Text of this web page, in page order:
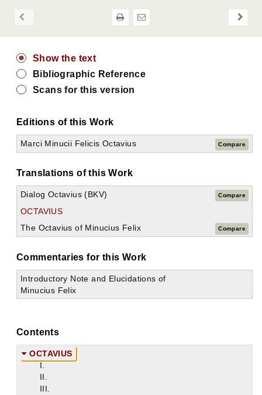
Show the text
Bibliographic Reference
Scans for this version
Editions of this Work
Marci Minucii Felicis Octavius Compare
Translations of this Work
Dialog Octavius (BKV) Compare
OCTAVIUS
The Octavius of Minucius Felix
Compare
Commentaries for this Work
Introductory Note and Elucidations of
Minucius Felix
Contents
OCTAVIUS
I.
II.
III.